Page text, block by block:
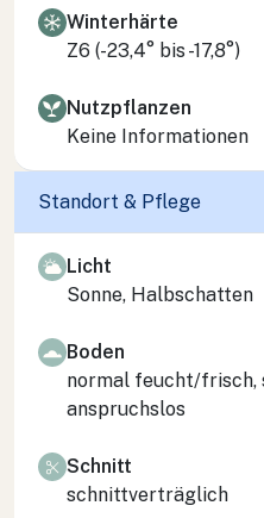
Winterhärte
Z6 (-23,4° bis -17,8°)
Nutzpflanzen
Keine Informationen
Standort & Pflege
Licht
Sonne, Halbschatten
Boden
normal feucht/frisch,
anspruchslos
Schnitt
schnittverträglich